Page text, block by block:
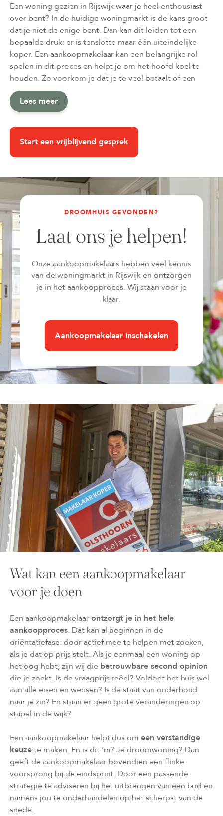
Een woning gezien in Rijswijk waar je heel enthousiast
over bent? In de huidige woningmarkt is de kans groot
dat je niet de enige bent. Dan kan dit leiden tot een
bepaalde druk: er is tenslotte maar één uiteindelijke
koper. Een aankoopmakelaar kan een belangrijke rol
spelen in dit proces en helpt je om het hoofd koel te
houden. Zo voorkom je dat je te veel betaalt of een
woning koopt die achteraf toch niet zo goed blijkt te
passen als verwacht.
Lees meer
Start een vrijblijvend gesprek
DROOMHUIS GEVONDEN?
Laat ons je helpen!
Onze aankoopmakelaars hebben veel kennis
van de woningmarkt in Rijswijk en ontzorgen
je in het aankoopproces. Wij staan voor je
klaar.
Aankoopmakelaar inschakelen
Wat kan een aankoopmakelaar
voor je doen
Een aankoopmakelaarontzorgt je in het hele
aankoopproces. Dat kan al beginnen in de
oriëntatiefase: door actief mee te helpen met zoeken,
als je dat op prijs stelt. Als je eenmaal een woning op
het oog hebt, zijn wij die betrouwbare second opinion
die je zoekt. Is de vraagprijs reëel? Voldoet het huis wel
aan alle eisen en wensen? Is de staat van onderhoud
naar je zin? En staan er geen grote veranderingen op
stapel in de wijk?
Een aankoopmakelaar helpt dus om een verstandige
keuzete maken. En is dit ‘m? Je droomwoning? Dan
geeft de aankoopmakelaar bovendien een flinke
voorsprong bij de eindsprint. Door een passende
strategie te adviseren bij het uitbrengen van een bod en
namens jou te onderhandelen op het scherpst van de
snede.